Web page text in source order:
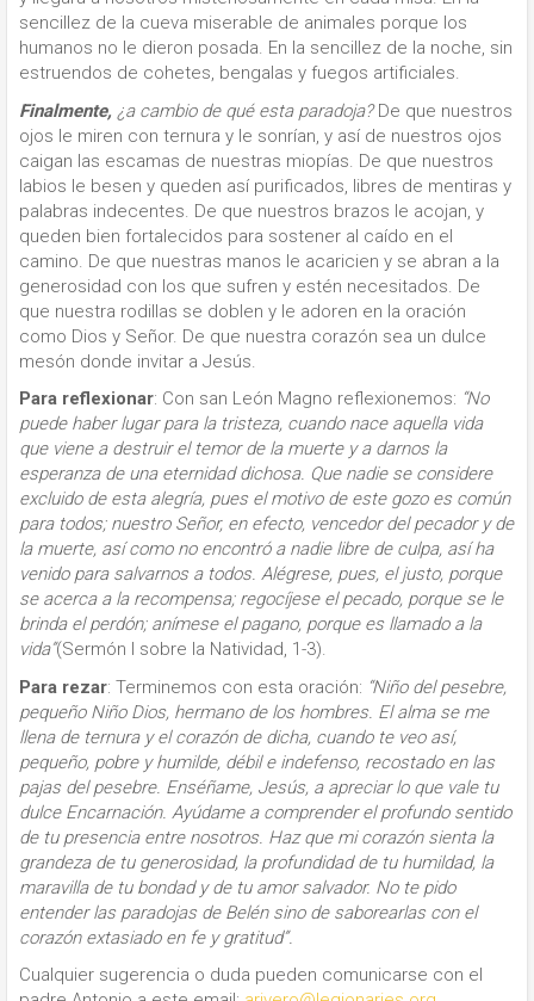
sencillez de la cueva miserable de animales porque los
humanos no le dieron posada. En la sencillez de la noche, sin
estruendos de cohetes, bengalas y fuegos artificiales.
Finalmente, ¿a cambio de qué esta paradoja?De que nuestros
ojos le miren con ternura y le sonrían, y así de nuestros ojos
caigan las escamas de nuestras miopías. De que nuestros
labios le besen y queden así purificados, libres de mentiras y
palabras indecentes. De que nuestros brazos le acojan, y
queden bien fortalecidos para sostener al caído en el
camino. De que nuestras manos le acaricien y se abran a la
generosidad con los que sufren y estén necesitados. De
que nuestra rodillas se doblen y le adoren en la oración
como Dios y Señor. De que nuestra corazón sea un dulce
mesón donde invitar a Jesús.
Para reflexionar: Con san León Magno reflexionemos: “No
puede haber lugar para la tristeza, cuando nace aquella vida
que viene a destruir el temor de la muerte y a darnos la
esperanza de una eternidad dichosa. Que nadie se considere
excluido de esta alegría, pues el motivo de este gozo es común
para todos; nuestro Señor, en efecto, vencedor del pecador y de
la muerte, así como no encontró a nadie libre de culpa, así ha
venido para salvarnos a todos. Alégrese, pues, el justo, porque
se acerca a la recompensa; regocíjese el pecado, porque se le
brinda el perdón; anímese el pagano, porque es llamado a la
vida”(Sermón I sobre la Natividad, 1-3).
Para rezar: Terminemos con esta oración: “Niño del pesebre,
pequeño Niño Dios, hermano de los hombres. El alma se me
llena de ternura y el corazón de dicha, cuando te veo así,
pequeño, pobre y humilde, débil e indefenso, recostado en las
pajas del pesebre. Enséñame, Jesús, a apreciar lo que vale tu
dulce Encarnación. Ayúdame a comprender el profundo sentido
de tu presencia entre nosotros. Haz que mi corazón sienta la
grandeza de tu generosidad, la profundidad de tu humildad, la
maravilla de tu bondad y de tu amor salvador. No te pido
entender las paradojas de Belén sino de saborearlas con el
corazón extasiado en fe y gratitud”.
Cualquier sugerencia o duda pueden comunicarse con el